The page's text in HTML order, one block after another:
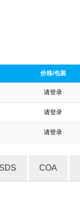
价格/包装
请登录
请登录
请登录
COA